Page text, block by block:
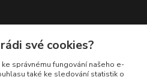
své cookies?
správnému fungování našeho e-
také ke sledování statistik o